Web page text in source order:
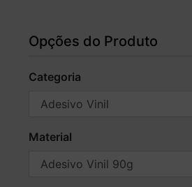
Opções do Produto
Categoria
Material